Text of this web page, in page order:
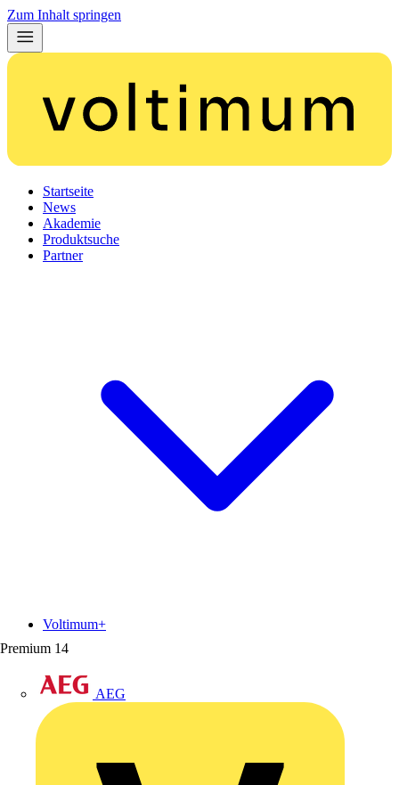
Zum Inhalt springen
Startseite
News
Akademie
Produktsuche
Partner
Premium 14
AEG
Voltimum+